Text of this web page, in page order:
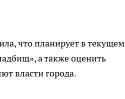
что планирует в текущем
а также оценить
власти города.